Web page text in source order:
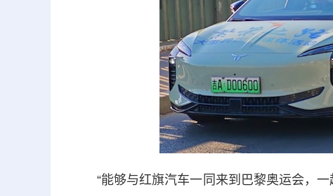
“能够与红旗汽车一同来到巴黎奥运会，一